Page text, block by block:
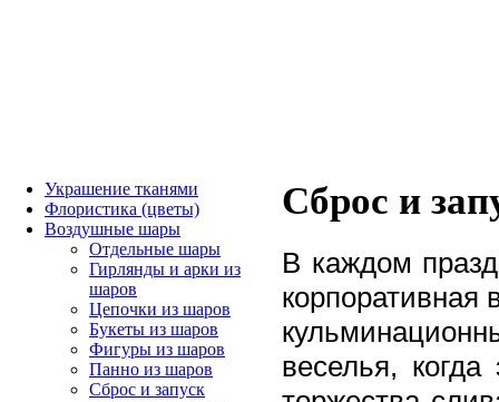
Украшение тканями
Флористика (цветы)
Воздушные шары
Отдельные шары
Гирлянды и арки из
шаров
Цепочки из шаров
Букеты из шаров
Фигуры из шаров
Панно из шаров
Сброс и запуск
Сброс и
В каждом
корпоративная
веселья,